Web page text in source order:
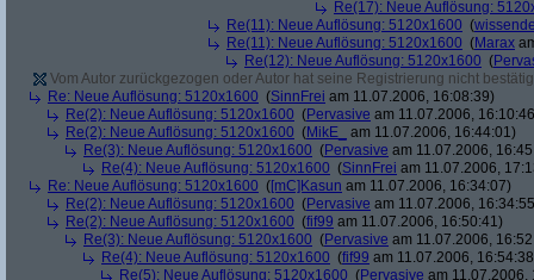
Re(17): Neue Auflösung:
Re(11): Neue Auflösung: 5120x1600 (
Re(11): Neue Auflösung: 5120x1600 (Marax
Re(12): Neue Auflösung: 5120x1600 (
Vom Autor zurückgezogen oder Autor hat seine Registrierung nicht
Re: Neue Auflösung: 5120x1600 (SinnFrei am 11.07.2006, 16:08:39)
Re(2): Neue Auflösung: 5120x1600 (Pervasive am 11.07.2006,
Re(2): Neue Auflösung: 5120x1600 (MikE_
am 11.07.2006, 16:44:01)
Re(3): Neue Auflösung: 5120x1600 (Pervasive am 11.07.2006,
Re(4): Neue Auflösung: 5120x1600 (SinnFrei am 11.07.2006,
Re: Neue Auflösung: 5120x1600 ([mC]Kasun am 11.07.2006, 16:34:07)
Re(2): Neue Auflösung: 5120x1600 (Pervasive am 11.07.2006,
Re(2): Neue Auflösung: 5120x1600 (fif99 am 11.07.2006, 16:50:41)
Re(3): Neue Auflösung: 5120x1600 (Pervasive am 11.07.2006,
Re(4): Neue Auflösung: 5120x1600 (fif99 am 11.07.2006,
Re(5): Neue Auflösung: 5120x1600 (Pervasive am 11.07.2006,